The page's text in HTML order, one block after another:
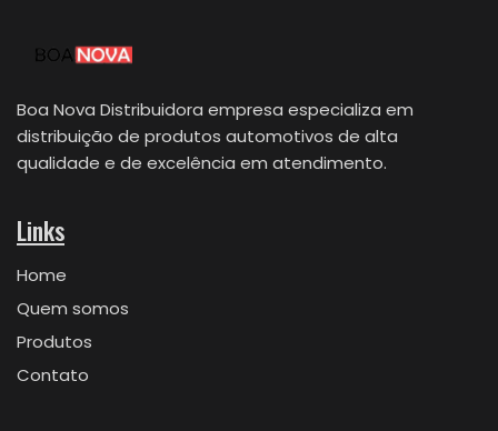
Boa Nova Distribuidora empresa especializa em
distribuição de produtos automotivos de alta
qualidade e de excelência em atendimento.
Links
Home
Quem somos
Produtos
Contato